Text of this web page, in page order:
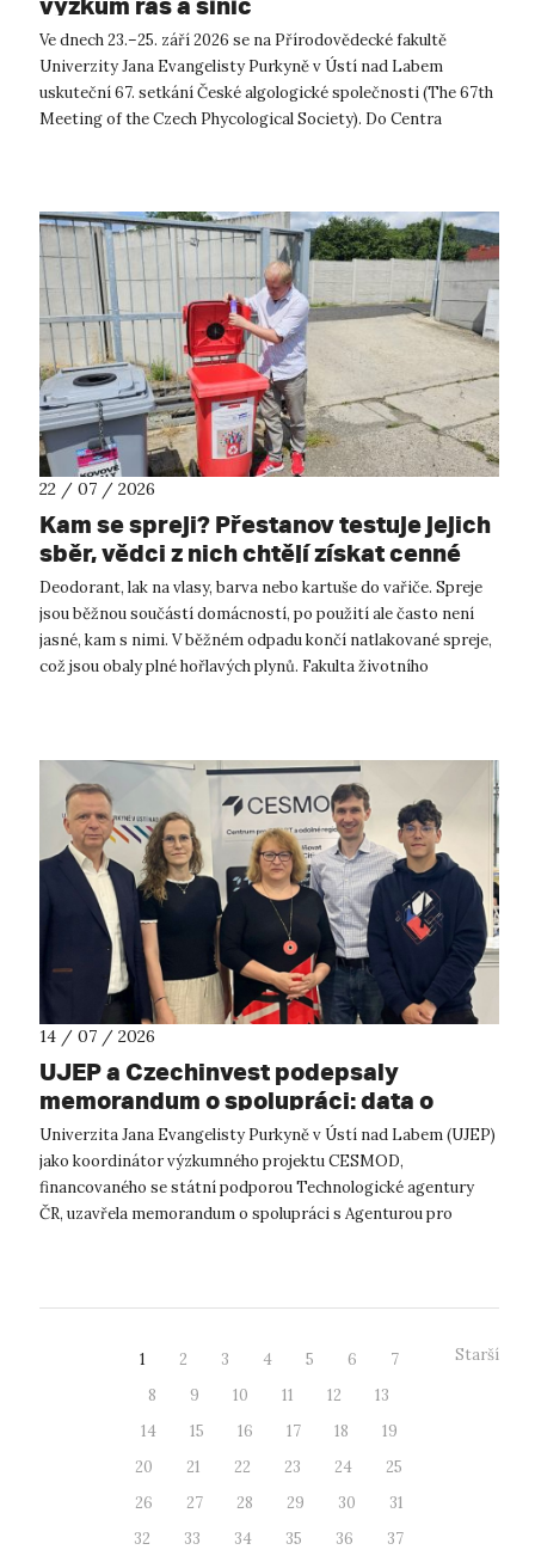
Ve dnech 23.–25. září 2026 se na Přírodovědecké fakultě
Univerzity Jana Evangelisty Purkyně v Ústí nad Labem
uskuteční 67. setkání České algologické společnosti (The 67th
Meeting of the Czech Phycological Society). Do Centra
22 / 07 / 2026
Kam se spreji? Přestanov testuje jejich
sběr, vědci z nich chtějí získat cenné
kovy
Deodorant, lak na vlasy, barva nebo kartuše do vařiče. Spreje
jsou běžnou součástí domácností, po použití ale často není
jasné, kam s nimi. V běžném odpadu končí natlakované spreje,
což jsou obaly plné hořlavých plynů. Fakulta životního
14 / 07 / 2026
UJEP a Czechinvest podepsaly
memorandum o spolupráci: data o
podnikatelském prostředí posílí
výzkum CESMOD
Univerzita Jana Evangelisty Purkyně v Ústí nad Labem (UJEP)
jako koordinátor výzkumného projektu CESMOD,
financovaného se státní podporou Technologické agentury
ČR, uzavřela memorandum o spolupráci s Agenturou pro
1 2 3 4 5 6
7
8
9 10 11 12
13
14
15 16 17 18
19
20
21 22 23 24
25
26
27 28 29 30
31
32
33 34 35 36
37
Starší